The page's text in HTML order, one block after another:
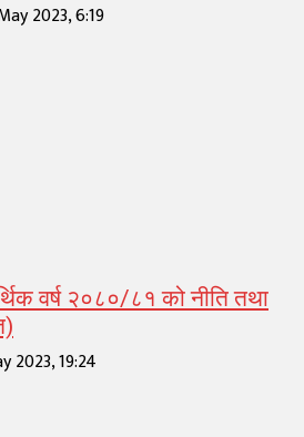
2023, 6:19
वर्ष २०८०/८१ को नीति तथा
2023, 19:24